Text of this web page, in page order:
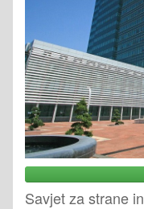
Savjet za strane